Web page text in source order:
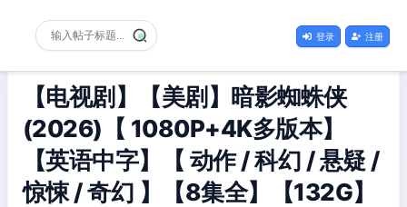
登录 注册
【电视剧】【美剧】暗影蜘蛛侠
(2026)【 1080P+4K多版本】
【英语中字】【 动作 / 科幻 / 悬疑 /
惊悚 / 奇幻 】【8集全】【132G】